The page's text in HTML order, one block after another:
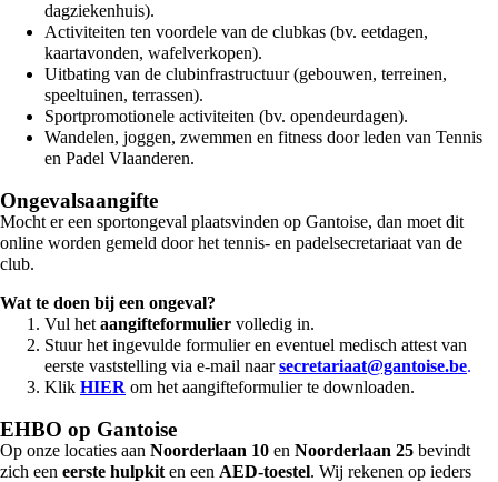
dagziekenhuis).
Activiteiten ten voordele van de clubkas (bv. eetdagen,
kaartavonden, wafelverkopen).
Uitbating van de clubinfrastructuur (gebouwen, terreinen,
speeltuinen, terrassen).
Sportpromotionele activiteiten (bv. opendeurdagen).
Wandelen, joggen, zwemmen en fitness door leden van Tennis
en Padel Vlaanderen.
Ongevalsaangifte
Mocht er een sportongeval plaatsvinden op Gantoise, dan moet dit
online worden gemeld door het tennis- en padelsecretariaat van de
club.
Wat te doen bij een ongeval?
Vul het aangifteformulier volledig in.
Stuur het ingevulde formulier en eventuel medisch attest van
eerste vaststelling via e-mail naarsecretariaat@gantoise.be.
Klik HIER om het aangifteformulier te downloaden.
EHBO op Gantoise
Op onze locaties aan Noorderlaan 10 en Noorderlaan 25 bevindt
zich een eerste hulpkit en een AED-toestel. Wij rekenen op ieders